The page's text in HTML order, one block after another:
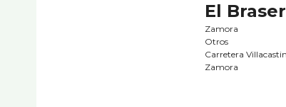
El
Zamora
Otros
Carretera
Zamora